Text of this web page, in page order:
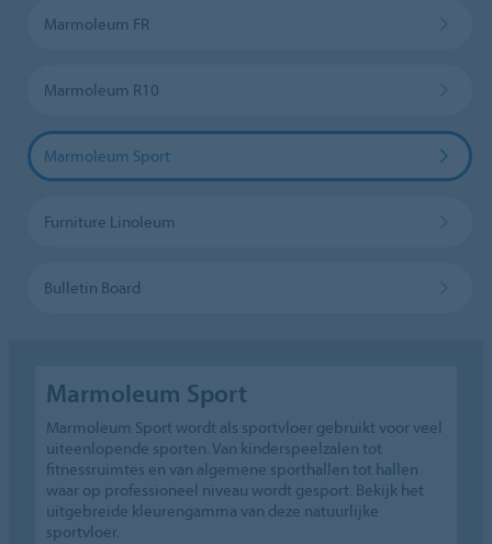
Marmoleum FR
Marmoleum R10
Marmoleum Sport
Furniture Linoleum
Bulletin Board
Marmoleum Sport
Marmoleum Sport wordt als sportvloer gebruikt voor veel
uiteenlopende sporten. Van kinderspeelzalen tot
fitnessruimtes en van algemene sporthallen tot hallen
waar op professioneel niveau wordt gesport. Bekijk het
uitgebreide kleurengamma van deze natuurlijke
sportvloer.